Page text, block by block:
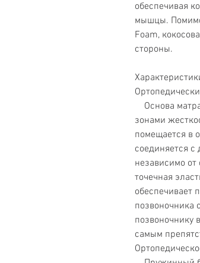
обеспечивая
мышцы. Помимо
Foam,
стороны.
Основа
зонами
помещается в
соединяется
независимо от
точечная
обеспечивает
позвоночника
позвоночнику
самым